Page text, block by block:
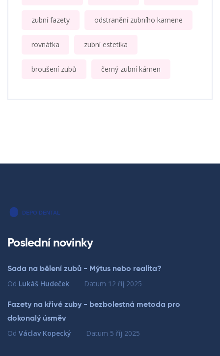
zubní fazety odstranění zubního kamene
rovnátka zubní estetika
broušení zubů černý zubní kámen
Poslední novinky
Sada na bělení zubů - Mýtus nebo realita?
Od Lukáš Hudeček Datum 12 říj 2025
Fazety na křivé zuby - bezbolestná metoda pro
dokonalý úsměv
Od Václav Kopecký Datum 5 říj 2025